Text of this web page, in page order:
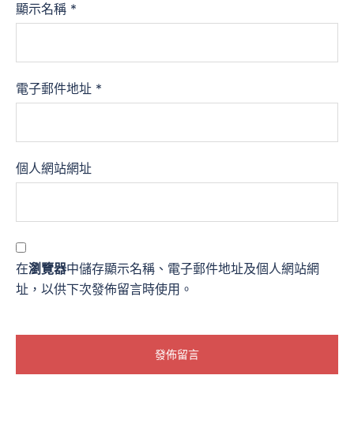
顯示名稱 *
電子郵件地址 *
個人網站網址
在瀏覽器中儲存顯示名稱、電子郵件地址及個人網站網
址，以供下次發佈留言時使用。